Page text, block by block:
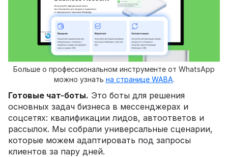
Больше о профессиональном инструменте от WhatsApp
можно узнать на странице WABA.
Готовые чат-боты. Это боты для решения
основных задач бизнеса в мессенджерах и
соцсетях: квалификации лидов, автоответов и
рассылок. Мы собрали универсальные сценарии,
которые можем адаптировать под запросы
клиентов за пару дней.